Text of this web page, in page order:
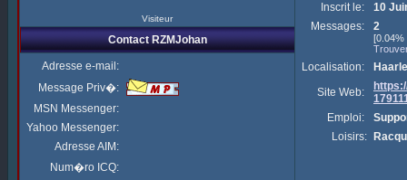
Visiteur
Inscrit le:
10
Messages:
2
[0.04%
Localisation:
Site Web:
Emploi:
Loisirs:
Contact RZMJohan
Adresse e-mail:
Message Priv�:
MSN Messenger:
Yahoo Messenger:
Adresse AIM:
Num�ro ICQ: